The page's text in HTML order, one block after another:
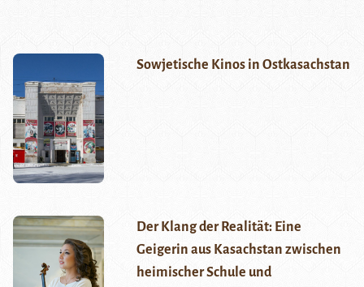
Sowjetische Kinos in Ostkasachstan
Der Klang der Realität: Eine
Geigerin aus Kasachstan zwischen
heimischer Schule und